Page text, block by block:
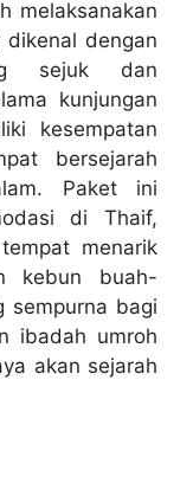
melaksanakan
dengan
sejuk dan
kunjungan
kesempatan
bersejarah
Paket ini
di Thaif,
menarik
kebun buah-
sempurna bagi
ibadah umroh
akan sejarah